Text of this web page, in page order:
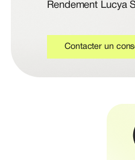
Rendement Lucya
Contacter un